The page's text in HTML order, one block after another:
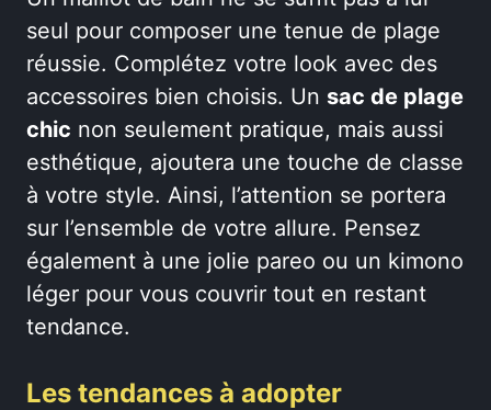
seul pour composer une tenue de plage
réussie. Complétez votre look avec des
accessoires bien choisis. Un sac de plage
chic non seulement pratique, mais aussi
esthétique, ajoutera une touche de classe
à votre style. Ainsi, l’attention se portera
sur l’ensemble de votre allure. Pensez
également à une jolie pareo ou un kimono
léger pour vous couvrir tout en restant
tendance.
Les tendances à adopter